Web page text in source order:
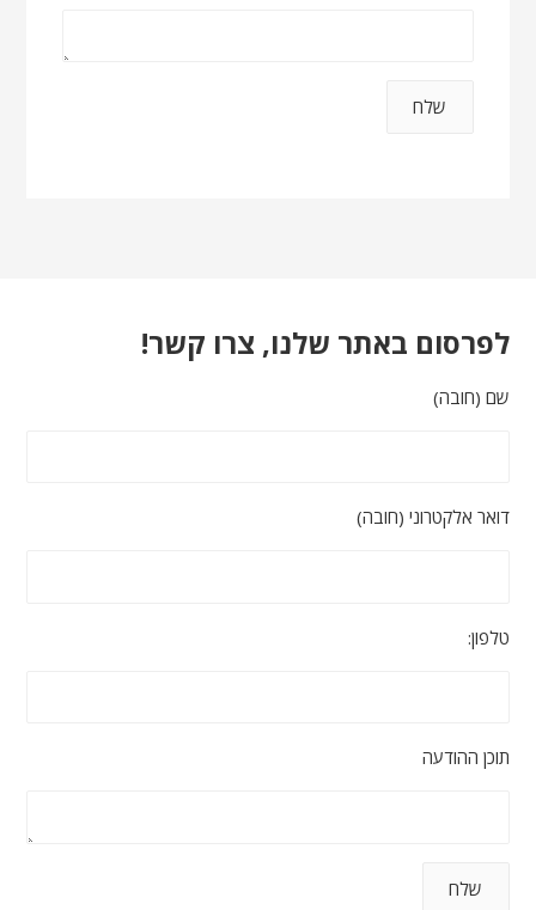
לפרסום באתר שלנו, צרו קשר!
שם (חובה)
דואר אלקטרוני (חובה)
טלפון:
תוכן ההודעה